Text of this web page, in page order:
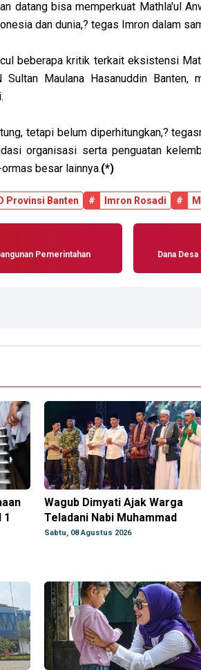
datang bisa memperkuat Mathla'ul
dan dunia,? tegas Imron dalam
beberapa kritik terkait eksistensi
Sultan Maulana Hasanuddin Banten,
tetapi belum diperhitungkan,?
organisasi serta penguatan
besar lainnya.(*)
Provinsi Banten # Imron Rosadi #
Pemerintahan Dana
1
Wagub Dimyati Ajak Warga
Teladani Nabi Muhammad
Sabtu, 08 Agustus 2026